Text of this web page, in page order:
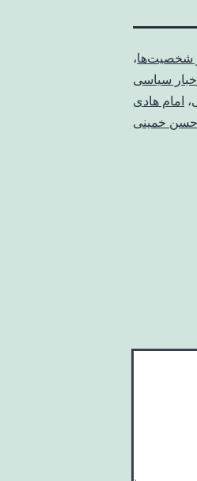
شخصیت‌ها،
اخبار سیاسی
، امام هادی
خمینی